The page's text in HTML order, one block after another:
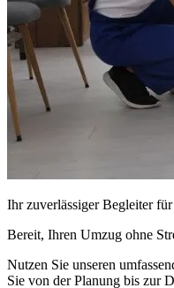
Ihr zuverlässiger Begleiter
Bereit, Ihren Umzug ohne
Nutzen Sie unseren
Sie von der Planung bis zur